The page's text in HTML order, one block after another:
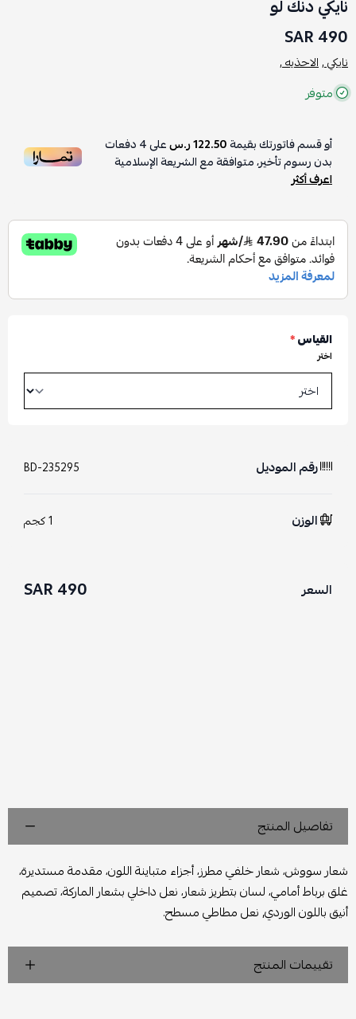
نايكي دنك لو
490 SAR
نايكي ,الاحذيه ,
متوفر
أو قسم فاتورتك بقيمة122.50 ر.س على4دفعات
بدون رسوم تأخير، متوافقة مع الشريعة الإسلامية
اعرف أكثر
القياس*
اختر
رقم الموديل BD-235295
الوزن 1 كجم
السعر 490 SAR
تفاصيل المنتج
شعار سووش، شعار خلفي مطرز، أجزاء متباينة اللون، مقدمة مستديرة،
غلق برباط أمامي، لسان بتطريز شعار، نعل داخلي بشعار الماركة، تصميم
أنيق باللون الوردي, نعل مطاطي مسطح.
تقييمات المنتج